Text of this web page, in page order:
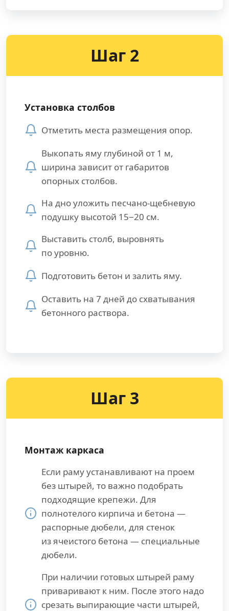
Шаг 2
Установка столбов
Отметить места размещения опор.
Выкопать яму глубиной от 1 м,
ширина зависит от габаритов
опорных столбов.
На дно уложить песчано-щебневую
подушку высотой 15−20 см.
Выставить столб, выровнять
по уровню.
Подготовить бетон и залить яму.
Оставить на 7 дней до схватывания
бетонного раствора.
Шаг 3
Монтаж каркаса
Если раму устанавливают на проем
без штырей, то важно подобрать
подходящие крепежи. Для
полнотелого кирпича и бетона —
распорные дюбели, для стенок
из ячеистого бетона — специальные
дюбели.
При наличии готовых штырей раму
приваривают к ним. После этого надо
срезать выпирающие части штырей,